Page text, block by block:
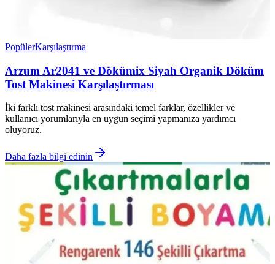
PopülerKarşılaştırma
Arzum Ar2041 ve Dökümix Siyah Organik Döküm
Tost Makinesi Karşılaştırması
İki farklı tost makinesi arasındaki temel farklar, özellikler ve
kullanıcı yorumlarıyla en uygun seçimi yapmanıza yardımcı
oluyoruz.
Daha fazla bilgi edinin